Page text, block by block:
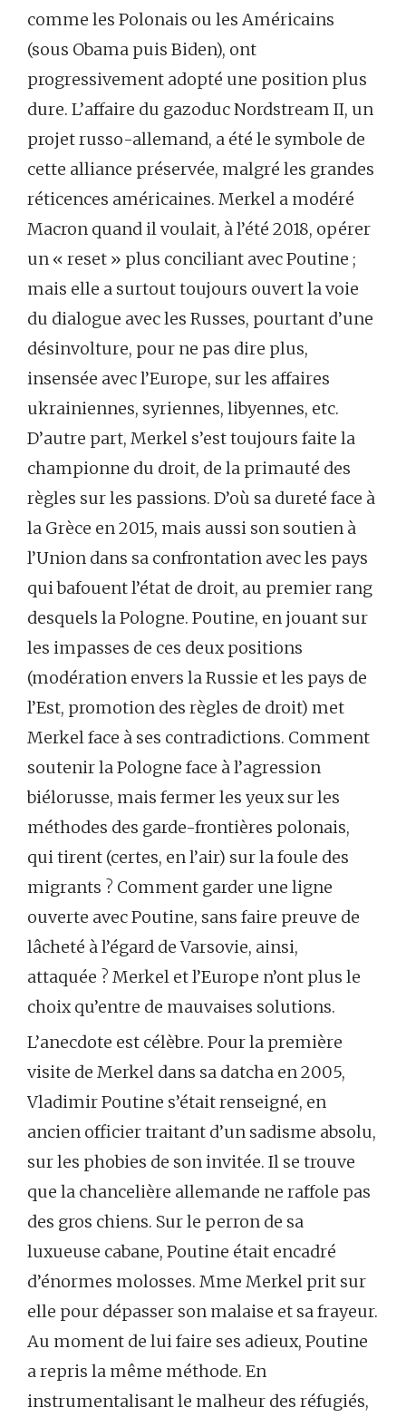
comme les Polonais ou les Américains
(sous Obama puis Biden), ont
progressivement adopté une position plus
dure. L’affaire du gazoduc Nordstream II, un
projet russo-allemand, a été le symbole de
cette alliance préservée, malgré les grandes
réticences américaines. Merkel a modéré
Macron quand il voulait, à l’été 2018, opérer
un « reset » plus conciliant avec Poutine ;
mais elle a surtout toujours ouvert la voie
du dialogue avec les Russes, pourtant d’une
désinvolture, pour ne pas dire plus,
insensée avec l’Europe, sur les affaires
ukrainiennes, syriennes, libyennes, etc.
D’autre part, Merkel s’est toujours faite la
championne du droit, de la primauté des
règles sur les passions. D’où sa dureté face à
la Grèce en 2015, mais aussi son soutien à
l’Union dans sa confrontation avec les pays
qui bafouent l’état de droit, au premier rang
desquels la Pologne. Poutine, en jouant sur
les impasses de ces deux positions
(modération envers la Russie et les pays de
l’Est, promotion des règles de droit) met
Merkel face à ses contradictions. Comment
soutenir la Pologne face à l’agression
biélorusse, mais fermer les yeux sur les
méthodes des garde-frontières polonais,
qui tirent (certes, en l’air) sur la foule des
migrants ? Comment garder une ligne
ouverte avec Poutine, sans faire preuve de
lâcheté à l’égard de Varsovie, ainsi,
attaquée ? Merkel et l’Europe n’ont plus le
choix qu’entre de mauvaises solutions.
L’anecdote est célèbre. Pour la première
visite de Merkel dans sa datcha en 2005,
Vladimir Poutine s’était renseigné, en
ancien officier traitant d’un sadisme absolu,
sur les phobies de son invitée. Il se trouve
que la chancelière allemande ne raffole pas
des gros chiens. Sur le perron de sa
luxueuse cabane, Poutine était encadré
d’énormes molosses. Mme Merkel prit sur
elle pour dépasser son malaise et sa frayeur.
Au moment de lui faire ses adieux, Poutine
a repris la même méthode. En
instrumentalisant le malheur des réfugiés,